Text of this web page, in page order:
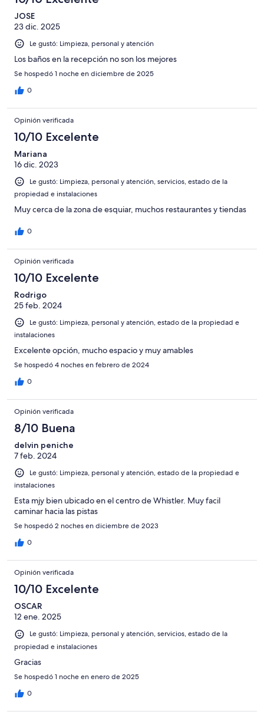
JOSE
23 dic. 2025
Le gustó: Limpieza, personal y atención
Los baños en la recepción no son los mejores
Se hospedó 1 noche en diciembre de 2025
0
Opinión verificada
10/10 Excelente
Mariana
16 dic. 2023
Le gustó: Limpieza, personal y atención, servicios, estado de la
propiedad e instalaciones
Muy cerca de la zona de esquiar, muchos restaurantes y tiendas
0
Opinión verificada
10/10 Excelente
Rodrigo
25 feb. 2024
Le gustó: Limpieza, personal y atención, estado de la propiedad e
instalaciones
Excelente opción, mucho espacio y muy amables
Se hospedó 4 noches en febrero de 2024
0
Opinión verificada
8/10 Buena
delvin peniche
7 feb. 2024
Le gustó: Limpieza, personal y atención, estado de la propiedad e
instalaciones
Esta mjy bien ubicado en el centro de Whistler. Muy facil
caminar hacia las pistas
Se hospedó 2 noches en diciembre de 2023
0
Opinión verificada
10/10 Excelente
OSCAR
12 ene. 2025
Le gustó: Limpieza, personal y atención, servicios, estado de la
propiedad e instalaciones
Gracias
Se hospedó 1 noche en enero de 2025
0